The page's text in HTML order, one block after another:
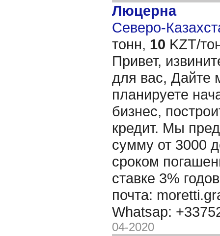
Люцерна
Северо-
тонн, 10 KZT/
Привет,
для вас, Дайте
планируете
бизнес,
кредит. Мы
сумму от 3000
сроком
ставке 3%
почта:
Whatsap:
04-2020